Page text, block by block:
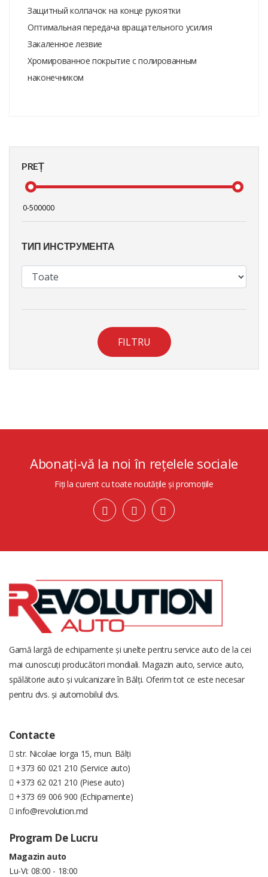
PREȚ
ТИП ИНСТРУМЕНТА
FILTRU
Защитный колпачок на конце рукоятки
Оптимальная передача вращательного усилия
Закаленное лезвие
Хромированное покрытие с полированным
наконечником
Abonați-vă la noi în rețelele sociale
Fiți la curent cu toate noutățile și promoțiile
Gamă largă de echipamente și unelte pentru service auto de la cei
mai cunoscuți producători mondiali. Magazin auto, service auto,
spălătorie auto și vulcanizare în Bălți. Oferim tot ce este necesar
pentru dvs. și automobilul dvs.
Contacte
str. Nicolae Iorga 15, mun. Bălți
+373 60 021 210 (Service auto)
+373 62 021 210 (Piese auto)
+373 69 006 900 (Echipamente)
info@revolution.md
Program De Lucru
Magazin auto
Lu-Vi: 08:00 - 18:00